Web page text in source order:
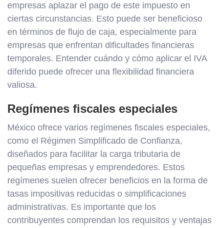
empresas aplazar el pago de este impuesto en
ciertas circunstancias. Esto puede ser beneficioso
en términos de flujo de caja, especialmente para
empresas que enfrentan dificultades financieras
temporales. Entender cuándo y cómo aplicar el IVA
diferido puede ofrecer una flexibilidad financiera
valiosa.
Regímenes fiscales especiales
México ofrece varios regímenes fiscales especiales,
como el Régimen Simplificado de Confianza,
diseñados para facilitar la carga tributaria de
pequeñas empresas y emprendedores. Estos
regímenes suelen ofrecer beneficios en la forma de
tasas impositivas reducidas o simplificaciones
administrativas. Es importante que los
contribuyentes comprendan los requisitos y ventajas